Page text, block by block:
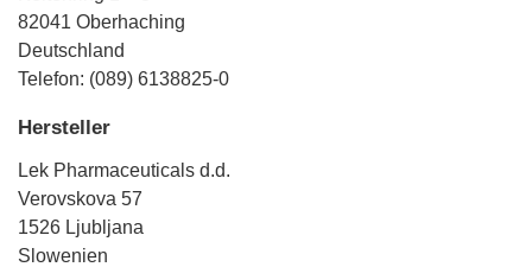
82041 Oberhaching
Deutschland
Telefon: (089) 6138825-0
Hersteller
Lek Pharmaceuticals d.d.
Verovskova 57
1526 Ljubljana
Slowenien